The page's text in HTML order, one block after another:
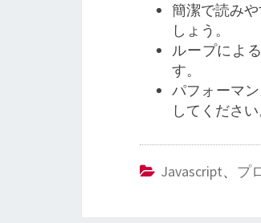
簡潔で読み
しょう。
ループによ
す。
パフォーマ
してください
Javascript、 プ